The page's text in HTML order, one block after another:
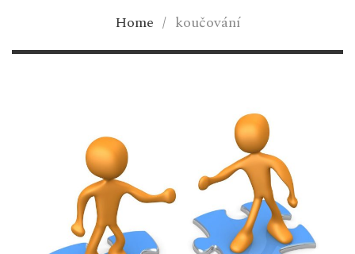
Home / koučování